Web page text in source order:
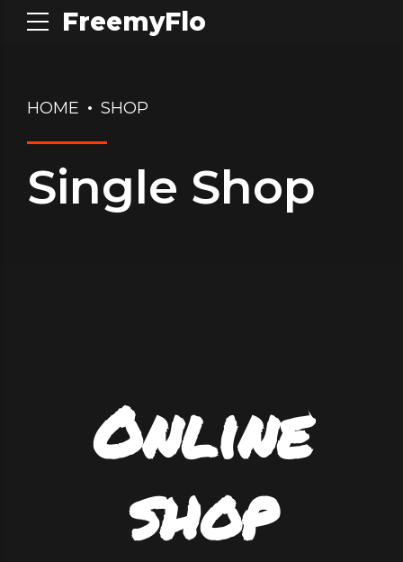
FreemyFlo
HOME SHOP
Single Shop
Online
shop